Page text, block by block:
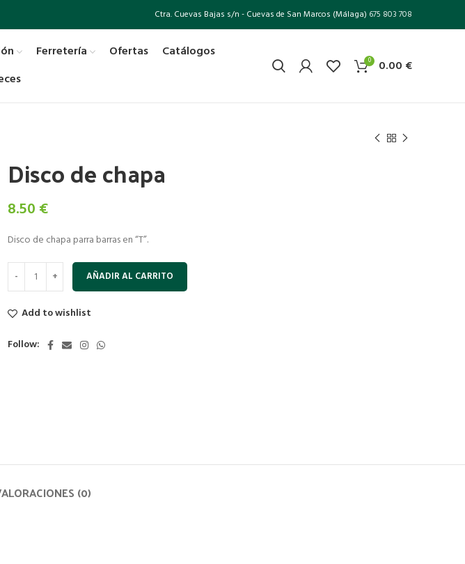
Ctra. Cuevas Bajas s/n - Cuevas de San Marcos (Málaga) 675 803 708
Ferretería Ofertas
Catálogos
0 0.00 €
Disco de chapa
8.50 €
Disco de chapa parra barras en “T”.
AÑADIR AL CARRITO
Add to wishlist
Follow:
(0)